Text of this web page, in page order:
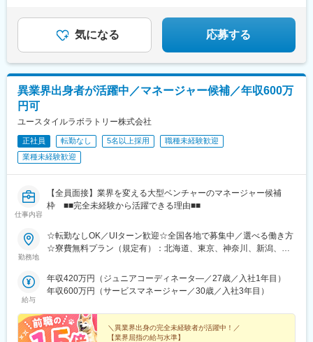
駅、四条駅(京都市営)、烏丸駅、京都河原町駅、西院駅(阪急線)、
桃山御陵前駅、烏丸御池駅、大阪阿部野橋駅、大阪駅、新大阪
駅、淡路駅、文の里駅、枚方市駅、大阪城北詰駅、堺筋本町駅、
駅、稲荷町駅(広島県)、広島駅、福山駅、呉駅、銀山町駅、西条駅
駅(福岡県)、黒崎駅、西鉄久留米駅、戸畑駅、佐賀駅、八千代町
駅、高見橋駅、県庁前駅(沖縄県)、大通駅、榴ケ岡駅、あおば通
駅、南越谷駅、朝霞台駅、本川越駅、八木崎駅、京成西船駅、本
前駅、西松本駅、市役所前駅(長野県)、岐阜駅、新静岡駅、浜松
駅、近鉄名古屋駅、千種駅、東別院駅、近鉄四日市駅、大津駅、
天王寺駅前駅、福島駅(大阪環状線)、西中島南方駅、ＪＲ淡路駅、
昭和町駅(大阪府)、枚方公園駅、大阪ビジネスパーク駅、本町駅、
駅、横川駅、的場町駅、高松駅(香川県)、西鉄福岡駅、祇園駅(福
岡県)、平和通駅、黒崎駅前駅、長崎駅前駅、通町筋駅、新水前寺
条駅、仙台駅、仙台駅(地下鉄)、川越市駅、新千葉駅、栄町駅(千
葉県)、京成八幡駅、末広町駅(東京都)、府中競馬正門前駅、馬車
気になる 応募する
異業界出身者が活躍中／マネージャー候補／年収600万
円可
ユースタイルラボラトリー株式会社
正社員 転勤なし 5名以上採用
職種未経験歓迎
業種未経験歓迎
仕事内容
【全員面接】業界を変える大型ベンチャーのマネージャー候補
枠 ■■完全未経験から活躍できる理由■■
勤務地
☆転勤なしOK／UIターン歓迎☆全国各地で募集中／選べる働き方
☆寮費無料プラン（規定有）：北海道、東京、神奈川、新潟、三
ス】◇地元採用・転勤なし可■東北／北海道、青森、岩手、宮城、
山形、福島■関東甲信越／茨城、栃木、群馬、埼玉、千葉、東京、
神奈川、新潟、富山、山梨、長野■東海／岐阜、静岡、愛知、三重
山、広島、山口、徳島、香川、愛媛、高知■九州／福岡、佐賀、長
崎、熊本、大分、宮崎、鹿児島、沖縄☆江戸川・川崎・湘南・川
給与
年収420万円（ジュニアコーディネータ―／27歳／入社1年目）
年収600万円（サービスマネージャー／30歳／入社3年目）
＼異業界出身の完全未経験者が活躍中！／
【業界屈指の給与水準】